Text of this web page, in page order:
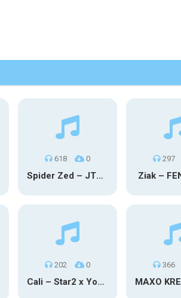
618 0
Spider Zed – JTM OU TG
297
Ziak –
202 0
Cali – Star2 x Young Henny
366